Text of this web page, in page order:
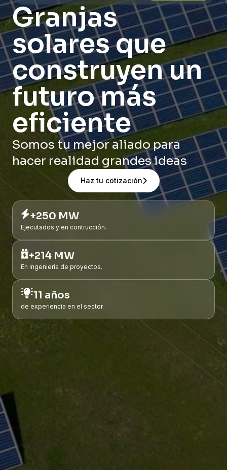
Granjas
solares que
construyen un
futuro más
eficiente
Somos tu mejor aliado para
hacer realidad grandes ideas
Haz tu cotización
+250 MW
Ejecutados y en contrucción.
+214 MW
En ingeniería de proyectos.
11 años
de experiencia en el sector.